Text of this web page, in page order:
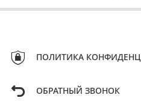
ПОЛИТИКА
ОБРАТНЫЙ ЗВОНОК